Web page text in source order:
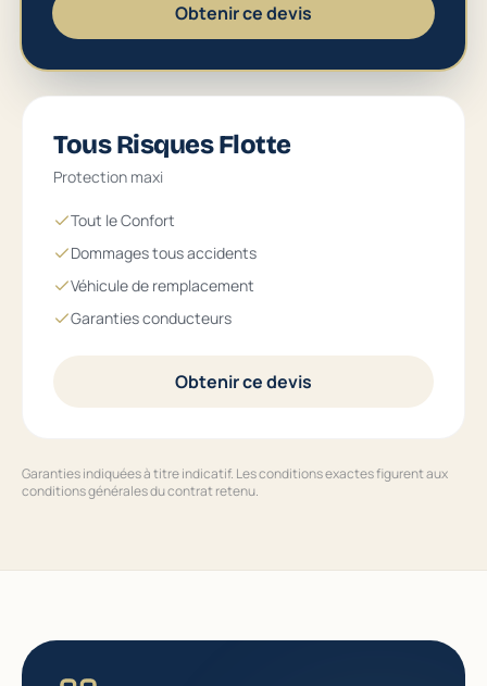
Obtenir ce devis
Tous Risques Flotte
Protection maxi
Tout le Confort
Dommages tous accidents
Véhicule de remplacement
Garanties conducteurs
Obtenir ce devis
Garanties indiquées à titre indicatif. Les conditions exactes figurent aux
conditions générales du contrat retenu.